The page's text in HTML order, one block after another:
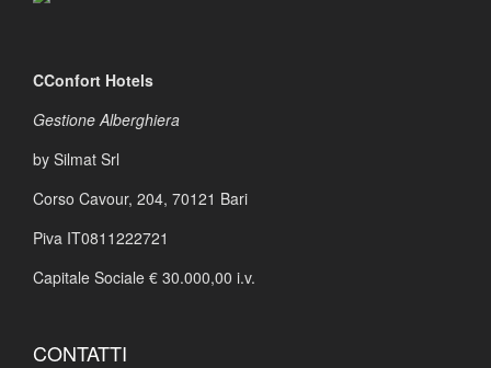
CConfort Hotels
Gestione Alberghiera
by Silmat Srl
Corso Cavour, 204, 70121 Bari
Piva IT0811222721
Capitale Sociale € 30.000,00 i.v.
CONTATTI